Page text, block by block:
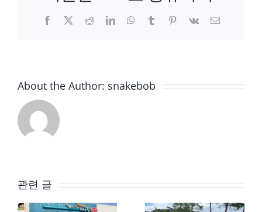
Facebook
X RedditLinkedInWhatsApp
TumblrPinterest
Vk
이
About the Author: snakebob
관련 글